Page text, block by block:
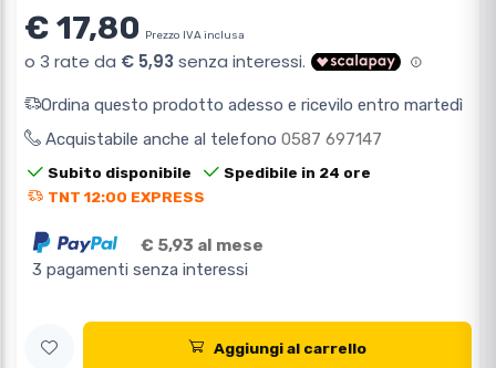
€ 17,80 Prezzo IVA inclusa
Ordina questo prodotto adesso e ricevilo entro martedì
Acquistabile anche al telefono 0587 697147
Subito disponibile
Spedibile in 24 ore
TNT 12:00 EXPRESS
€ 5,93 al mese
3 pagamenti senza interessi
Aggiungi al carrello